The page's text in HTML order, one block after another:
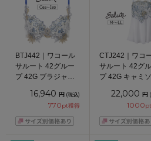
BTJ442｜ワコール
サルート 42グルー
プ 42G ブラジャー
CDEFGHIカップ ア
65/70/75/80cm
16,940 円 (税込)
770pt獲得
CTJ242｜ワコ
サルート 42グ
プ 42G キャミ
22,000 円
1000